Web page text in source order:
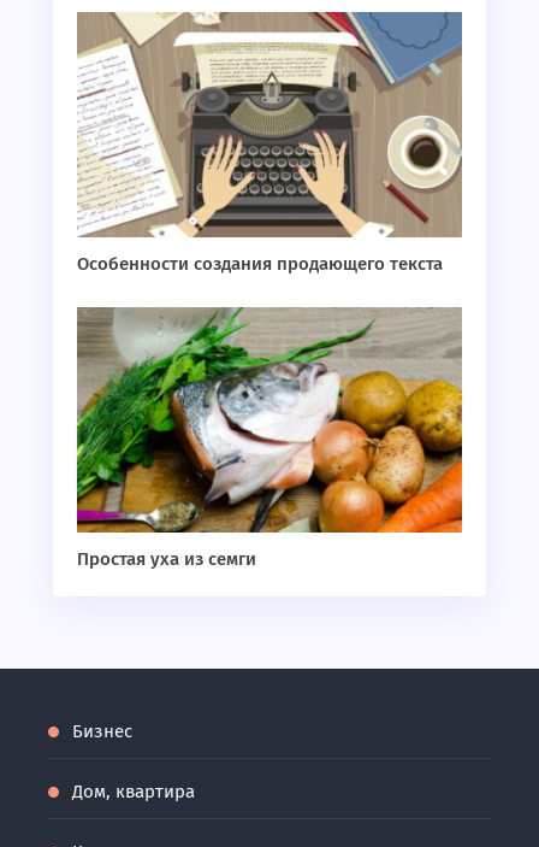
Особенности создания продающего текста
Простая уха из семги
Бизнес
Дом, квартира